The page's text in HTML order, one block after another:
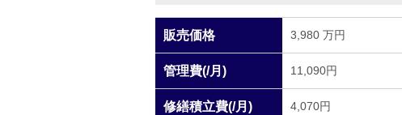
販売価格 3,980 万円
管理費(/月) 11,090円
修繕積立費(/月) 4,070円